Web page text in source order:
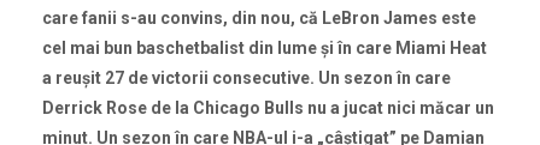
care fanii s-au convins, din nou, că LeBron James este
cel mai bun baschetbalist din lume şi în care Miami Heat
a reuşit 27 de victorii consecutive. Un sezon în care
Derrick Rose de la Chicago Bulls nu a jucat nici măcar un
minut. Un sezon în care NBA-ul i-a „câştigat” pe Damian